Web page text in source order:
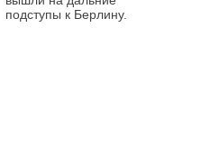
подступы к Берлину.